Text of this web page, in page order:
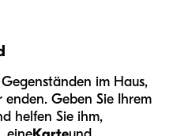
im Haus,
Geben Sie Ihrem
helfen Sie ihm,